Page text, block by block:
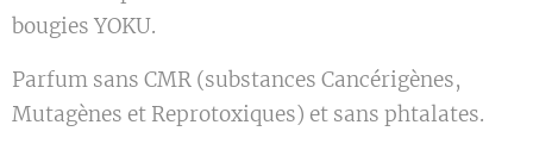
bougies YOKU.
Parfum sans CMR (substances Cancérigènes,
Mutagènes et Reprotoxiques) et sans phtalates.